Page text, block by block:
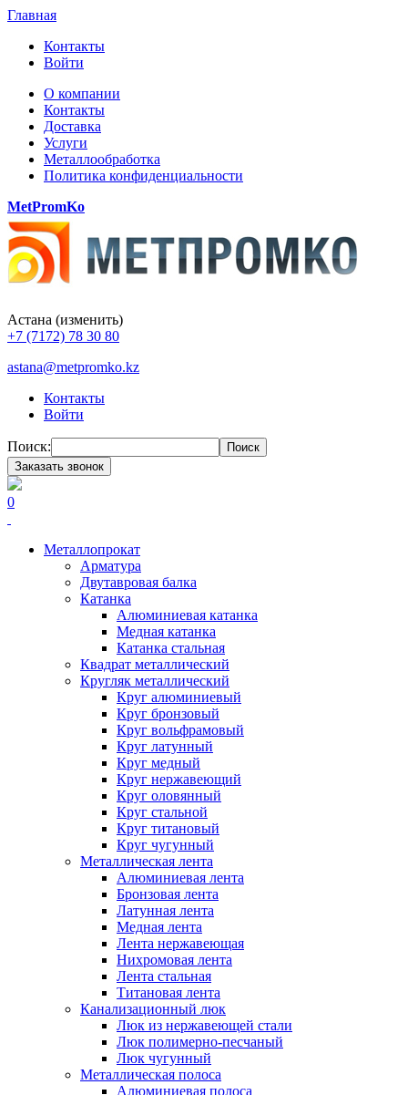
Главная
Контакты
Войти
О компании
Контакты
Доставка
Услуги
Металлообработка
Политика конфиденциальности
MetPromKo
Астана (изменить)
+7 (7172) 78 30 80
astana@metpromko.kz
Контакты
Войти
Поиск:
Поиск
Заказать звонок
0
Металлопрокат
Арматура
Двутавровая балка
Катанка
Алюминиевая катанка
Медная катанка
Катанка стальная
Квадрат металлический
Кругляк металлический
Круг алюминиевый
Круг бронзовый
Круг вольфрамовый
Круг латунный
Круг медный
Круг нержавеющий
Круг оловянный
Круг стальной
Круг титановый
Круг чугунный
Металлическая лента
Алюминиевая лента
Бронзовая лента
Латунная лента
Медная лента
Лента нержавеющая
Нихромовая лента
Лента стальная
Титановая лента
Канализационный люк
Люк из нержавеющей стали
Люк полимерно-песчаный
Люк чугунный
Металлическая полоса
Алюминиевая полоса